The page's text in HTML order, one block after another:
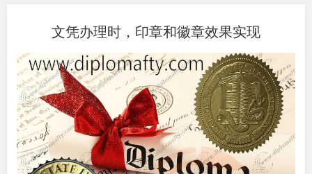
文凭办理时，印章和徽章效果实现